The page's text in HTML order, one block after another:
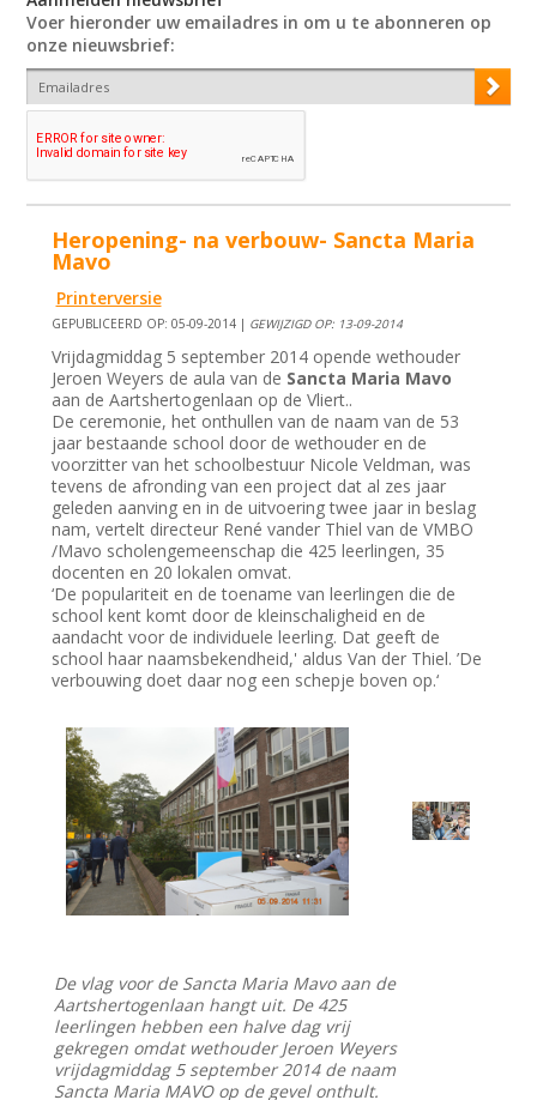
Voer hieronder uw emailadres in om u te abonneren op
onze nieuwsbrief:
Heropening- na verbouw- Sancta Maria
Mavo
Printerversie
GEPUBLICEERD OP: 05-09-2014 | GEWIJZIGD OP: 13-09-2014
Vrijdagmiddag 5 september 2014 opende wethouder
Jeroen Weyers de aula van de Sancta Maria Mavo
aan de Aartshertogenlaan op de Vliert..
De ceremonie, het onthullen van de naam van de 53
jaar bestaande school door de wethouder en de
voorzitter van het schoolbestuur Nicole Veldman, was
tevens de afronding van een project dat al zes jaar
geleden aanving en in de uitvoering twee jaar in beslag
nam, vertelt directeur René vander Thiel van de VMBO
/Mavo scholengemeenschap die 425 leerlingen, 35
docenten en 20 lokalen omvat.
‘De populariteit en de toename van leerlingen die de
school kent komt door de kleinschaligheid en de
aandacht voor de individuele leerling. Dat geeft de
school haar naamsbekendheid,' aldus Van der Thiel. ’De
verbouwing doet daar nog een schepje boven op.‘
De vlag voor de Sancta Maria Mavo aan de
Aartshertogenlaan hangt uit. De 425
leerlingen hebben een halve dag vrij
gekregen omdat wethouder Jeroen Weyers
vrijdagmiddag 5 september 2014 de naam
Sancta Maria MAVO op de gevel onthult.